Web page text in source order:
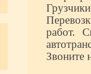
работ.
Звоните